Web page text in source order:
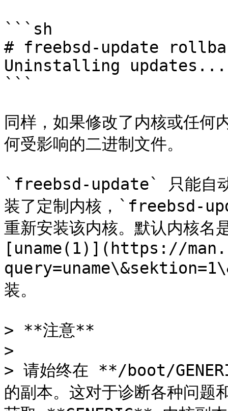
```sh
# freebsd-update
Uninstalling updates...
```
同样，如果修改了内核或任何
何受影响的二进制文件。
`freebsd-update` 只能自
装了定制内核，`freebsd-
重新安装该内核。默认内核名
[uname(1)](https://
装。
> **注意**
>
> 请始终在 **/boot/
的副本。这对于诊断各种问题